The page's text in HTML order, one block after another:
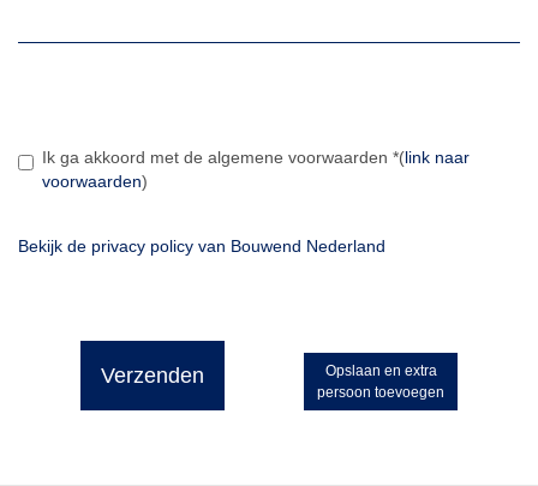
Ik ga akkoord met de algemene voorwaarden *(link naar
voorwaarden)
Bekijk de privacy policy van Bouwend Nederland
Verzenden
Opslaan en extra
persoon toevoegen